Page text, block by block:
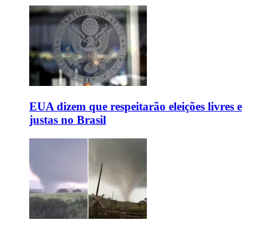
EUA dizem que respeitarão eleições livres e
justas no Brasil